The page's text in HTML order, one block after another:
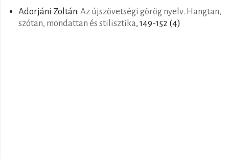
Adorjáni Zoltán: Az újszövetségi görög nyelv. Hangtan,
szótan, mondattan és stilisztika, 149-152 (4)